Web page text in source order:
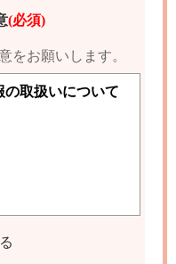
(必須)
をお願いします。